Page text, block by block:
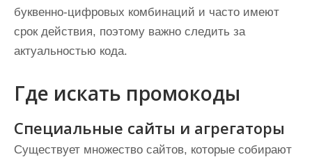
буквенно-цифровых комбинаций и часто имеют
срок действия, поэтому важно следить за
актуальностью кода.
Где искать промокоды
Специальные сайты и агрегаторы
Существует множество сайтов, которые собирают